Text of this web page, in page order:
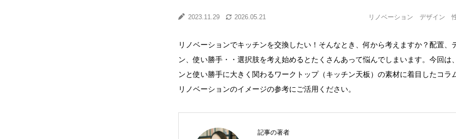
2023.11.29 2026.05.21 リノベーション デザイン
リノベーションでキッチンを交換したい！そんなとき、何から考えますか？配置、
ン、使い勝手・・選択肢を考え始めるとたくさんあって悩んでしまいます。今回は
ンと使い勝手に大きく関わるワークトップ（キッチン天板）の素材に着目したコラ
リノベーションのイメージの参考にご活用ください。
記事の著者